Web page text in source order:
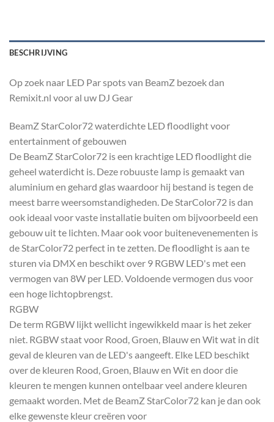
BESCHRIJVING
Op zoek naar LED Par spots van BeamZ bezoek dan
Remixit.nl voor al uw DJ Gear
BeamZ StarColor72 waterdichte LED floodlight voor
entertainment of gebouwen
De BeamZ StarColor72 is een krachtige LED floodlight die
geheel waterdicht is. Deze robuuste lamp is gemaakt van
aluminium en gehard glas waardoor hij bestand is tegen de
meest barre weersomstandigheden. De StarColor72 is dan
ook ideaal voor vaste installatie buiten om bijvoorbeeld een
gebouw uit te lichten. Maar ook voor buitenevenementen is
de StarColor72 perfect in te zetten. De floodlight is aan te
sturen via DMX en beschikt over 9 RGBW LED's met een
vermogen van 8W per LED. Voldoende vermogen dus voor
een hoge lichtopbrengst.
RGBW
De term RGBW lijkt wellicht ingewikkeld maar is het zeker
niet. RGBW staat voor Rood, Groen, Blauw en Wit wat in dit
geval de kleuren van de LED's aangeeft. Elke LED beschikt
over de kleuren Rood, Groen, Blauw en Wit en door die
kleuren te mengen kunnen ontelbaar veel andere kleuren
gemaakt worden. Met de BeamZ StarColor72 kan je dan ook
elke gewenste kleur creëren voor